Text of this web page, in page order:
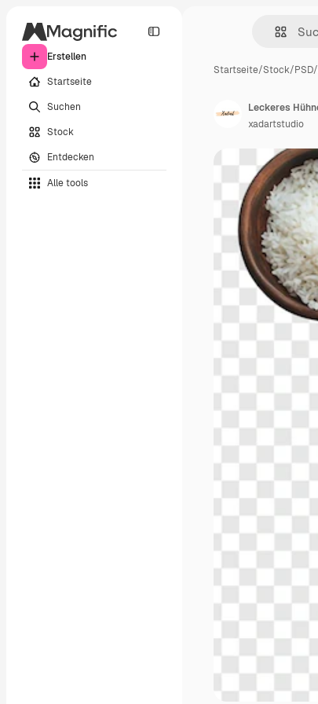
Erstellen
Startseite
Suchen
Stock
Entdecken
Alle tools
Startseite/Stock/PSD/
xadartstudio